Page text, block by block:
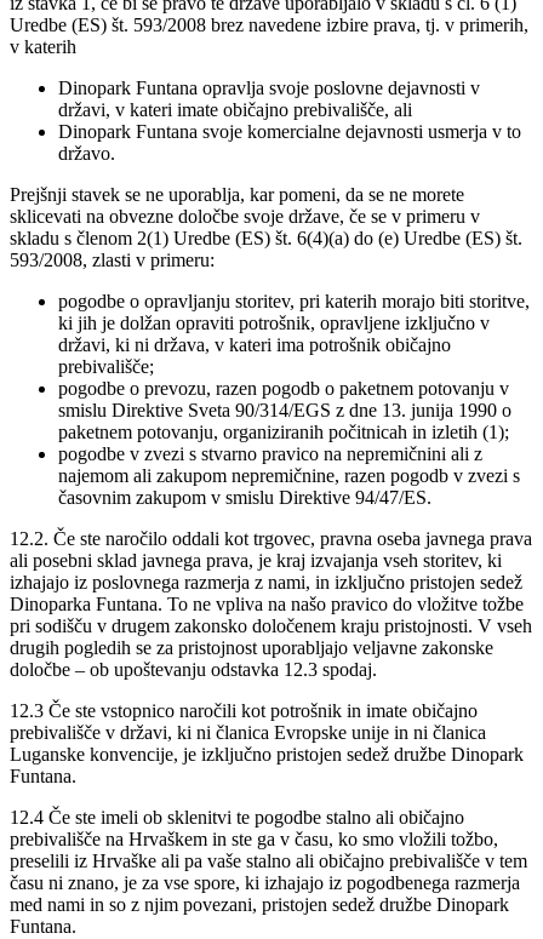
Uredbe (ES) št. 593/2008 brez navedene izbire prava, tj. v primerih,
v katerih
Dinopark Funtana opravlja svoje poslovne dejavnosti v
državi, v kateri imate običajno prebivališče, ali
Dinopark Funtana svoje komercialne dejavnosti usmerja v to
državo.
Prejšnji stavek se ne uporablja, kar pomeni, da se ne morete
sklicevati na obvezne določbe svoje države, če se v primeru v
skladu s členom 2(1) Uredbe (ES) št. 6(4)(a) do (e) Uredbe (ES) št.
593/2008, zlasti v primeru:
pogodbe o opravljanju storitev, pri katerih morajo biti storitve,
ki jih je dolžan opraviti potrošnik, opravljene izključno v
državi, ki ni država, v kateri ima potrošnik običajno
prebivališče;
pogodbe o prevozu, razen pogodb o paketnem potovanju v
smislu Direktive Sveta 90/314/EGS z dne 13. junija 1990 o
paketnem potovanju, organiziranih počitnicah in izletih (1);
pogodbe v zvezi s stvarno pravico na nepremičnini ali z
najemom ali zakupom nepremičnine, razen pogodb v zvezi s
časovnim zakupom v smislu Direktive 94/47/ES.
12.2. Če ste naročilo oddali kot trgovec, pravna oseba javnega prava
ali posebni sklad javnega prava, je kraj izvajanja vseh storitev, ki
izhajajo iz poslovnega razmerja z nami, in izključno pristojen sedež
Dinoparka Funtana. To ne vpliva na našo pravico do vložitve tožbe
pri sodišču v drugem zakonsko določenem kraju pristojnosti. V vseh
drugih pogledih se za pristojnost uporabljajo veljavne zakonske
določbe – ob upoštevanju odstavka 12.3 spodaj.
12.3 Če ste vstopnico naročili kot potrošnik in imate običajno
prebivališče v državi, ki ni članica Evropske unije in ni članica
Luganske konvencije, je izključno pristojen sedež družbe Dinopark
Funtana.
12.4 Če ste imeli ob sklenitvi te pogodbe stalno ali običajno
prebivališče na Hrvaškem in ste ga v času, ko smo vložili tožbo,
preselili iz Hrvaške ali pa vaše stalno ali običajno prebivališče v tem
času ni znano, je za vse spore, ki izhajajo iz pogodbenega razmerja
med nami in so z njim povezani, pristojen sedež družbe Dinopark
Funtana.